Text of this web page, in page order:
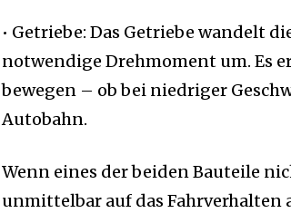
• Getriebe: Das Getriebe wandelt
notwendige Drehmoment um. Es
bewegen – ob bei niedriger
Autobahn.
Wenn eines der beiden Bauteile
unmittelbar auf das Fahrverhalten